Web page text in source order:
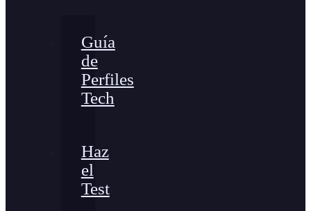
Guía
de
Perfiles
Tech
Haz
el
Test